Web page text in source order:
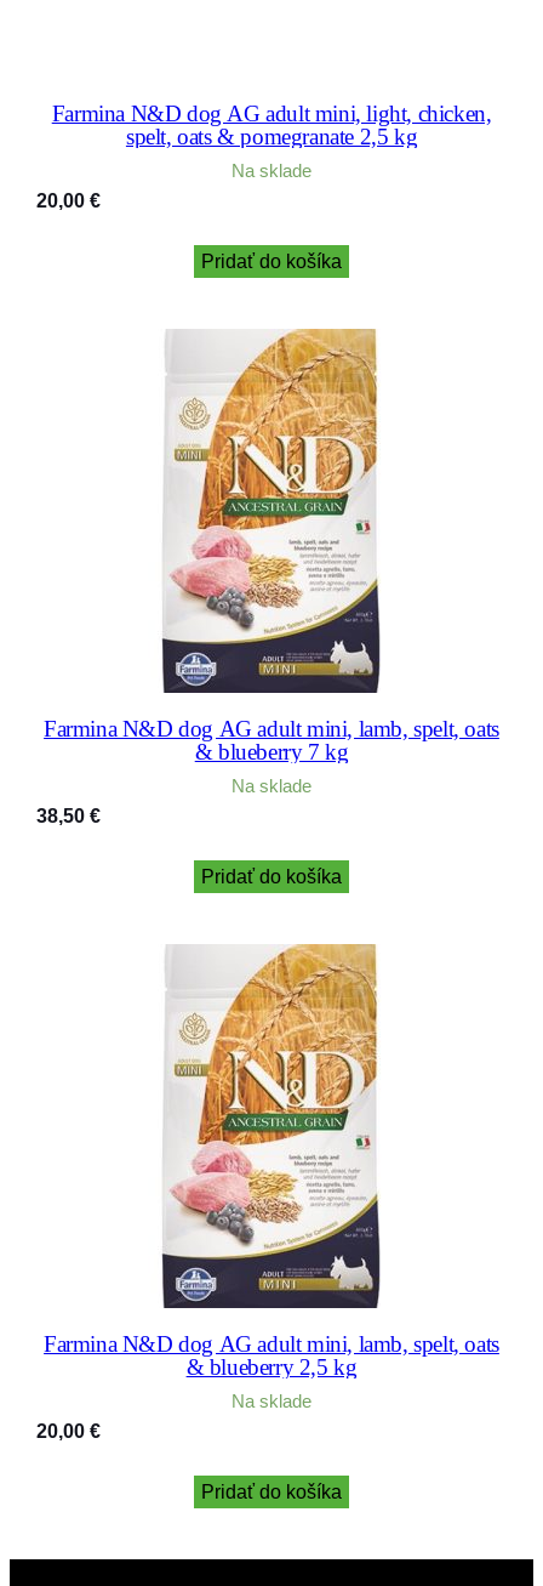
Farmina N&D dog AG adult mini, light, chicken,
spelt, oats & pomegranate 2,5 kg
Na sklade
20,00 €
Pridať do košíka
Farmina N&D dog AG adult mini, lamb, spelt, oats
& blueberry 7 kg
Na sklade
38,50 €
Pridať do košíka
Farmina N&D dog AG adult mini, lamb, spelt, oats
& blueberry 2,5 kg
Na sklade
20,00 €
Pridať do košíka